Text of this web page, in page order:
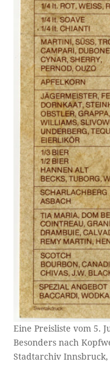
Eine Preisliste vom 5.
Besonders nach
Stadtarchiv Innsbruck,